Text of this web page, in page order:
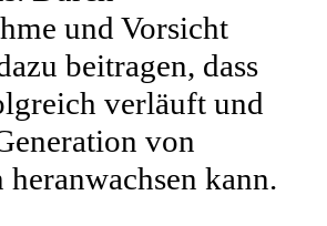
und Vorsicht
beitragen, dass
verläuft und
von
kann.